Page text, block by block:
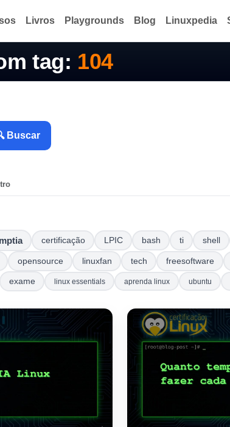
Livros Playgrounds Blog Linuxpedia
tag: 104
Buscar
certificação LPIC bash ti shell
opensource linuxfan tech freesoftware
exame linux essentials aprenda linux ubuntu